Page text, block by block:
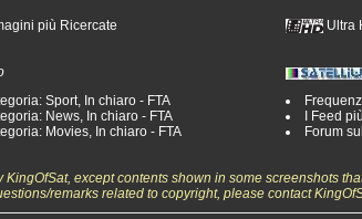
più Ricercate Ultra
Sport, In chiaro - FTA
News, In chiaro - FTA
Movies, In chiaro - FTA
I Feed
Forum
except contents shown in some screenshots
remarks related to copyright, please contact